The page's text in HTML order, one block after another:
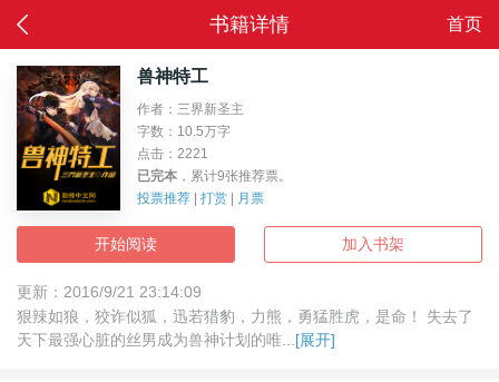
返回
书籍详情 首页
兽神特工
作者：三界新圣主
字数：10.5万字
点击：2221
已完本 ，累计9张推荐票。
投票推荐
打赏 月票
开始阅读 加入书架
更新：2016/9/21 23:14:09
狠辣如狼，狡诈似狐，迅若猎豹，力熊，勇猛胜虎，是命！ 失去了
天下最强心脏的丝男成为兽神计划的唯... [展开]